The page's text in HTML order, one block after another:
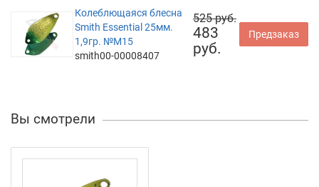
Колеблющаяся блесна
Smith Essential 25мм.
1,9гр. №M15
smith00-00008407
525 руб.
483
руб.
Предзаказ
Вы смотрели